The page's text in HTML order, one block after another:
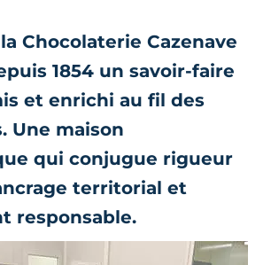
Chocolaterie Cazenave
1854 un savoir-faire
et enrichi au fil des
Une maison
qui conjugue rigueur
territorial et
responsable.